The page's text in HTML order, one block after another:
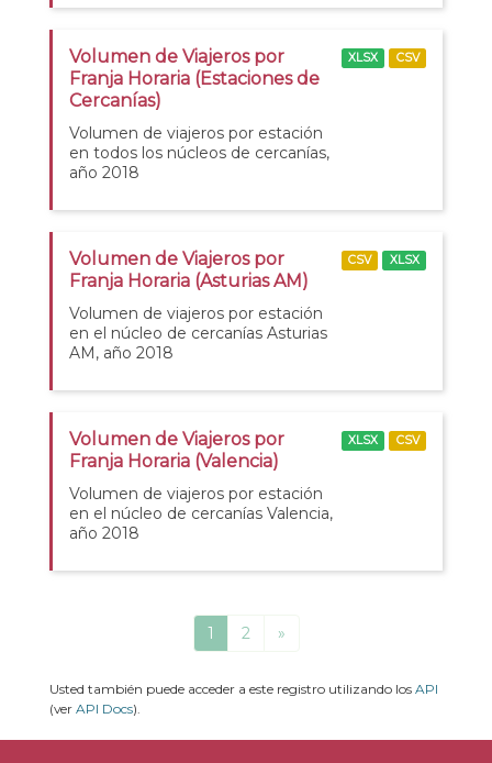
Volumen de Viajeros por
Franja Horaria (Estaciones de
Cercanías)
Volumen de viajeros por estación
en todos los núcleos de cercanías,
año 2018
XLSX CSV
Volumen de Viajeros por
Franja Horaria (Asturias AM)
Volumen de viajeros por estación
en el núcleo de cercanías Asturias
AM, año 2018
CSV XLSX
Volumen de Viajeros por
Franja Horaria (Valencia)
Volumen de viajeros por estación
en el núcleo de cercanías Valencia,
año 2018
XLSX CSV
1 2 »
Usted también puede acceder a este registro utilizando los API
(ver API Docs).